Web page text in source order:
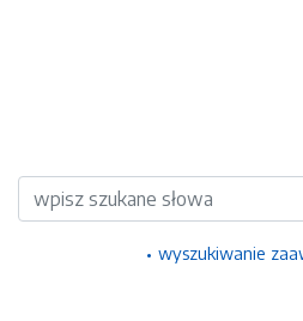
Wyszukiwarka
wyszukiwanie